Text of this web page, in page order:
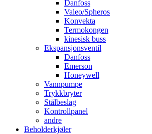
Danfoss
Valeo/Spheros
Konvekta
Termokongen
kinesisk buss
Ekspansjonsventil
Danfoss
Emerson
Honeywell
Vannpumpe
Trykkbryter
Stålbeslag
Kontrollpanel
andre
Beholderkjøler